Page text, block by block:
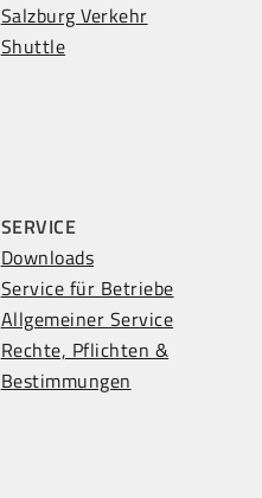
Salzburg Verkehr
Shuttle
SERVICE
Downloads
Service für Betriebe
Allgemeiner Service
Rechte, Pflichten &
Bestimmungen